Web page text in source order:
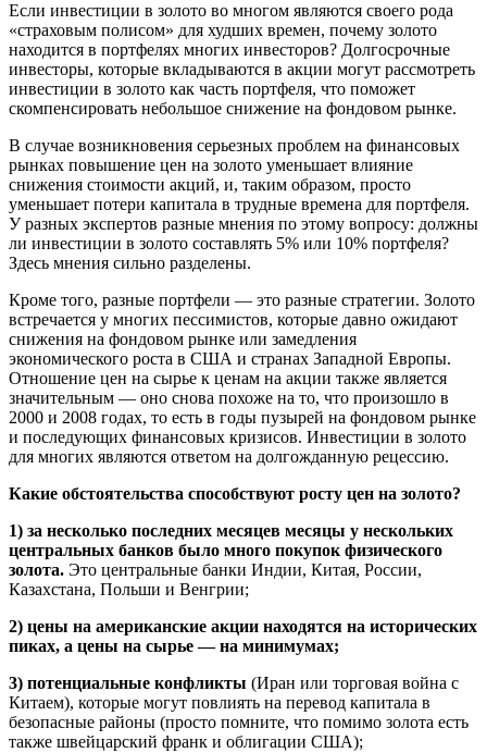
Если инвестиции в золото во многом являются своего рода
«страховым полисом» для худших времен, почему золото
находится в портфелях многих инвесторов? Долгосрочные
инвесторы, которые вкладываются в акции могут рассмотреть
инвестиции в золото как часть портфеля, что поможет
скомпенсировать небольшое снижение на фондовом рынке.
В случае возникновения серьезных проблем на финансовых
рынках повышение цен на золото уменьшает влияние
снижения стоимости акций, и, таким образом, просто
уменьшает потери капитала в трудные времена для портфеля.
У разных экспертов разные мнения по этому вопросу: должны
ли инвестиции в золото составлять 5% или 10% портфеля?
Здесь мнения сильно разделены.
Кроме того, разные портфели — это разные стратегии. Золото
встречается у многих пессимистов, которые давно ожидают
снижения на фондовом рынке или замедления
экономического роста в США и странах Западной Европы.
Отношение цен на сырье к ценам на акции также является
значительным — оно снова похоже на то, что произошло в
2000 и 2008 годах, то есть в годы пузырей на фондовом рынке
и последующих финансовых кризисов. Инвестиции в золото
для многих являются ответом на долгожданную рецессию.
Какие обстоятельства способствуют росту цен на золото?
1) за несколько последних месяцев месяцы у нескольких
центральных банков было много покупок физического
золота. Это центральные банки Индии, Китая, России,
Казахстана, Польши и Венгрии;
2) цены на американские акции находятся на исторических
пиках, а цены на сырье — на минимумах;
3) потенциальные конфликты (Иран или торговая война с
Китаем), которые могут повлиять на перевод капитала в
безопасные районы (просто помните, что помимо золота есть
также швейцарский франк и облигации США);